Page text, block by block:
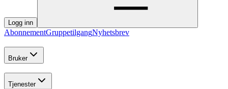
Logg inn
AbonnementGruppetilgangNyhetsbrev
Bruker
Tjenester